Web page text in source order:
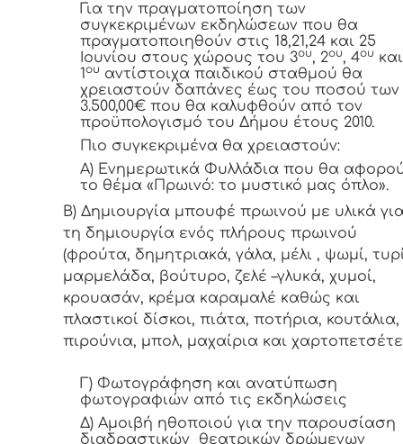
Για την πραγματοποίηση των
συγκεκριμένων εκδηλώσεων που θα
πραγματοποιηθούν στις 18,21,24 και 25
Ιουνίου στους χώρους του 3ου, 2ου, 4ου και
1ου αντίστοιχα παιδικού σταθμού θα
χρειαστούν δαπάνες έως του ποσού των
3.500,00€ που θα καλυφθούν από τον
προϋπολογισμό του Δήμου έτους 2010.
Πιο συγκεκριμένα θα χρειαστούν:
Α) Ενημερωτικά Φυλλάδια που θα
το θέμα «Πρωινό: το μυστικό μας όπλο».
Β) Δημιουργία μπουφέ πρωινού με υλικά
τη δημιουργία ενός πλήρους πρωινού
(φρούτα, δημητριακά, γάλα, μέλι , ψωμί,
μαρμελάδα, βούτυρο, ζελέ –γλυκά, χυμοί,
κρουασάν, κρέμα καραμαλέ καθώς και
πλαστικοί δίσκοι, πιάτα, ποτήρια, κουτάλια,
πιρούνια, μπολ, μαχαίρια και
Γ) Φωτογράφηση και ανατύπωση
φωτογραφιών από τις εκδηλώσεις
Δ) Αμοιβή ηθοποιού για την παρουσίαση
διαδραστικών θεατρικών δρώμενων